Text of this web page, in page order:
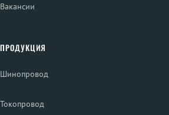
Вакансии
ПРОДУКЦИЯ
Шинопровод
Токопровод